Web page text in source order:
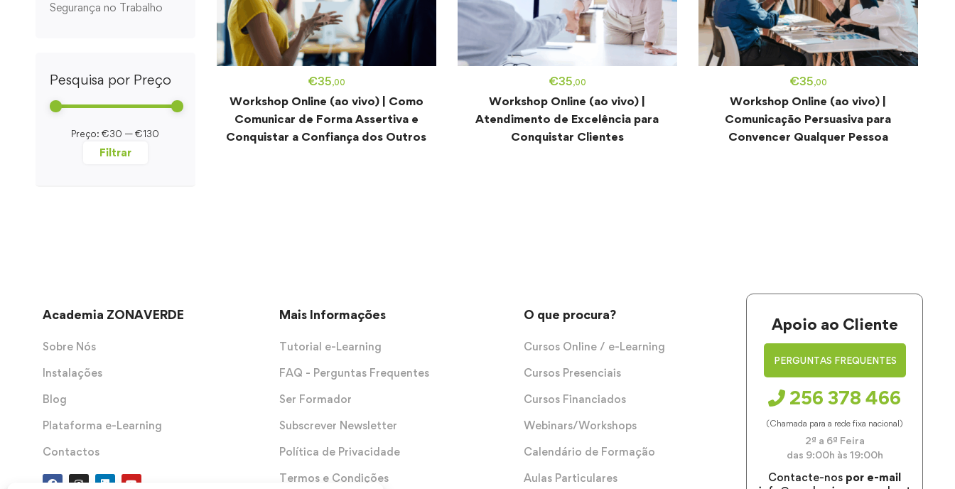
Segurança no Trabalho
Pesquisa por Preço
Filtrar
Preço:€30 —€130
€35,00
Workshop Online (ao vivo) | Como
Comunicar de Forma Assertiva e
Conquistar a Confiança dos Outros
€35,00
Workshop Online (ao vivo) |
Atendimento de Excelência para
Conquistar Clientes
€35,00
Workshop Online (ao vivo) |
Comunicação Persuasiva para
Convencer Qualquer Pessoa
Academia ZONAVERDE
Sobre Nós
Instalações
Blog
Plataforma e-Learning
Contactos
Mais Informações
Tutorial e-Learning
FAQ - Perguntas Frequentes
Ser Formador
Subscrever Newsletter
Política de Privacidade
Termos e Condições
O que procura?
Cursos Online / e-Learning
Cursos Presenciais
Cursos Financiados
Webinars/Workshops
Calendário de Formação
Aulas Particulares
Apoio ao Cliente
PERGUNTAS FREQUENTES
256 378 466
(Chamada para a rede fixa nacional)
2ª a 6ª Feira
das 9:00h às 19:00h
Contacte-nos por e-mail